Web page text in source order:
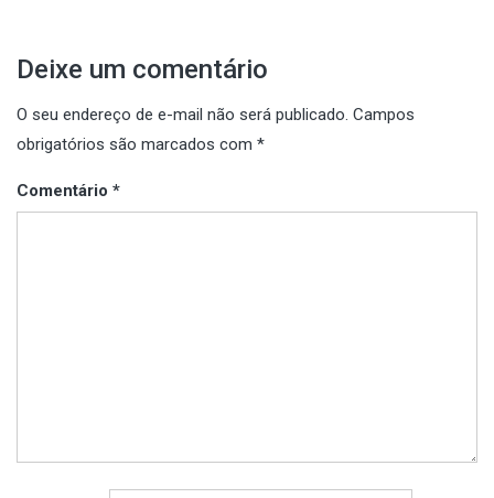
Deixe um comentário
O seu endereço de e-mail não será publicado. Campos
obrigatórios são marcados com *
Comentário *